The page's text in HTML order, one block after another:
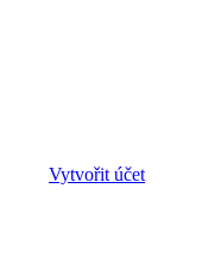
Vytvořit účet